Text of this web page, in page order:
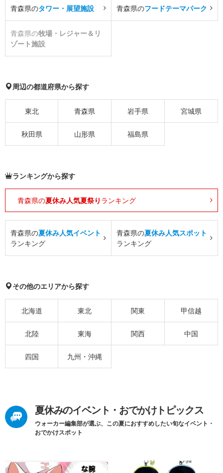
青森県のタワー・展望施設 青森県のフードテーマパーク
青森県の牧場・レジャー＆リ
ゾート施設
周辺の都道府県から探す
東北 青森県 岩手県 宮城県
秋田県 山形県 福島県
ランキングから探す
青森県の夏休み人気夏祭り ランキング
青森県の夏休み人気イベント
ランキング
青森県の夏休み人気スポット
ランキング
その他のエリアから探す
北海道 東北 関東 甲信越
北陸 東海 関西 中国
四国 九州・沖縄
夏休みのイベント・おでかけトピックス
ウォーカー編集部が選ぶ、この夏におすすめしたい旬なイベント・
おでかけスポット